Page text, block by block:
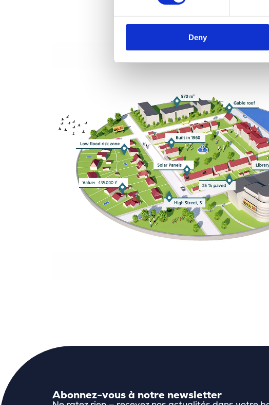
Deny
Abonnez-vous à notre newsletter